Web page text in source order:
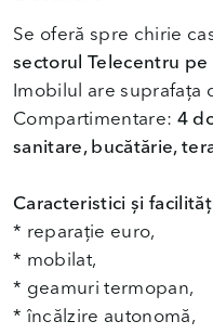
Se oferă spre chirie
sectorul Telecentru pe
Imobilul are suprafața
Compartimentare: 4
sanitare, bucătărie,
Caracteristici și
* reparație euro,
* mobilat,
* geamuri termopan,
* încălzire autonomă,